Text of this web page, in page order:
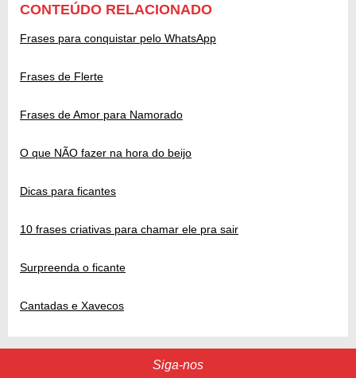
CONTEÚDO RELACIONADO
Frases para conquistar pelo WhatsApp
Frases de Flerte
Frases de Amor para Namorado
O que NÃO fazer na hora do beijo
Dicas para ficantes
10 frases criativas para chamar ele pra sair
Surpreenda o ficante
Cantadas e Xavecos
Siga-nos